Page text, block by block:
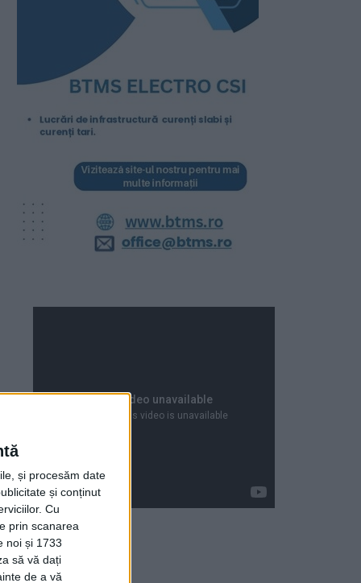
și procesăm date
și conținut
Cu
prin scanarea
noi și 1733
să vă dați
de a vă
Articole recente